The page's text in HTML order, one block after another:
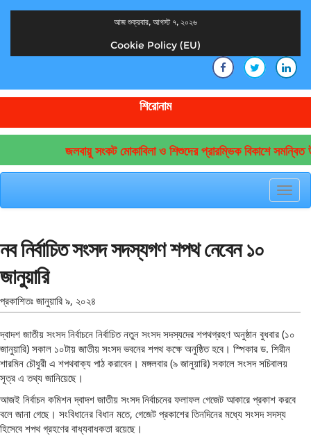
আজ শুক্রবার, আগস্ট ৭, ২০২৬
Cookie Policy (EU)
শিরোনাম
জলবায়ু সংকট মোকাবিলা ও শিশুদের প্রারম্ভিক বিকাশে সমন্বিত
নব নির্বাচিত সংসদ সদস্যগণ শপথ নেবেন ১০
জানুয়ারি
প্রকাশিতঃ জানুয়ারি ৯, ২০২৪
দ্বাদশ জাতীয় সংসদ নির্বাচনে নির্বাচিত নতুন সংসদ সদস্যদের শপথগ্রহণ অনুষ্ঠান বুধবার (১০
জানুয়ারি) সকাল ১০টায় জাতীয় সংসদ ভবনের শপথ কক্ষে অনুষ্ঠিত হবে। স্পিকার ড. শিরীন
শারমিন চৌধুরী এ শপথবাক্য পাঠ করাবেন। মঙ্গলবার (৯ জানুয়ারি) সকালে সংসদ সচিবালয়
সূত্র এ তথ্য জানিয়েছে।
আজই নির্বাচন কমিশন দ্বাদশ জাতীয় সংসদ নির্বাচনের ফলাফল গেজেট আকারে প্রকাশ করবে
বলে জানা গেছে। সংবিধানের বিধান মতে, গেজেট প্রকাশের তিনদিনের মধ্যে সংসদ সদস্য
হিসেবে শপথ গ্রহণের বাধ্যবাধকতা রয়েছে।